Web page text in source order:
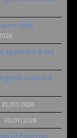
e Gallis.
agonistica di una
azzurro a
31/07/2026
30/07/2026
Gf Pinocchio